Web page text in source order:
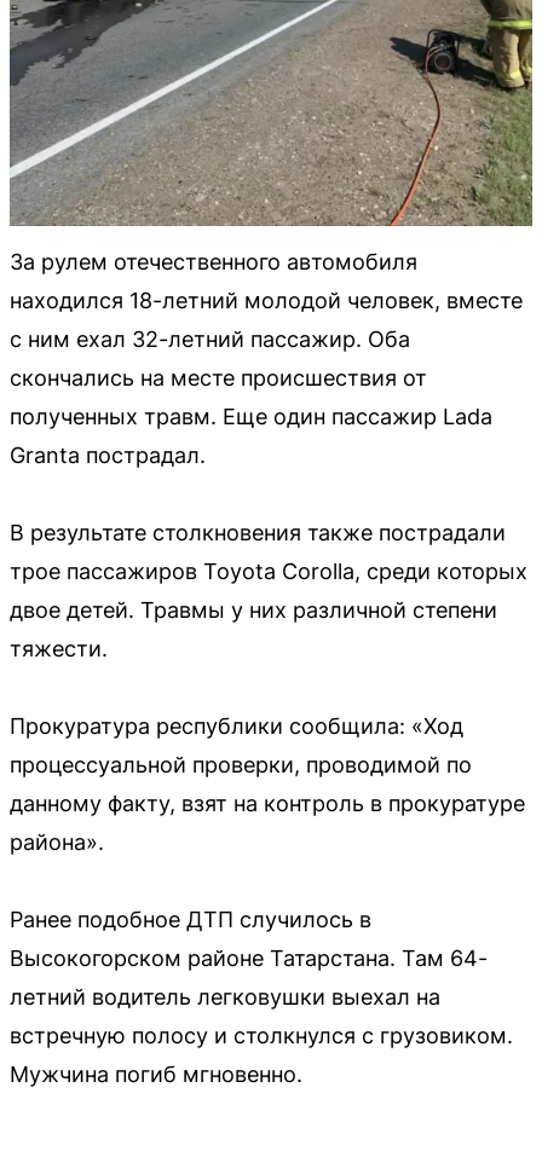
За рулем отечественного автомобиля
находился 18-летний молодой человек, вместе
с ним ехал 32-летний пассажир. Оба
скончались на месте происшествия от
полученных травм. Еще один пассажир Lada
Granta пострадал.
В результате столкновения также пострадали
трое пассажиров Toyota Corolla, среди которых
двое детей. Травмы у них различной степени
тяжести.
Прокуратура республики сообщила: «Ход
процессуальной проверки, проводимой по
данному факту, взят на контроль в прокуратуре
района».
Ранее подобное ДТП случилось в
Высокогорском районе Татарстана. Там 64-
летний водитель легковушки выехал на
встречную полосу и столкнулся с грузовиком.
Мужчина погиб мгновенно.